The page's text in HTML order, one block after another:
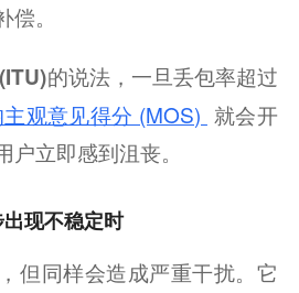
。
的说法，一旦丢包率超过
观意见得分 (MOS) 就会开
立即感到沮丧。
现不稳定时
但同样会造成严重干扰。它